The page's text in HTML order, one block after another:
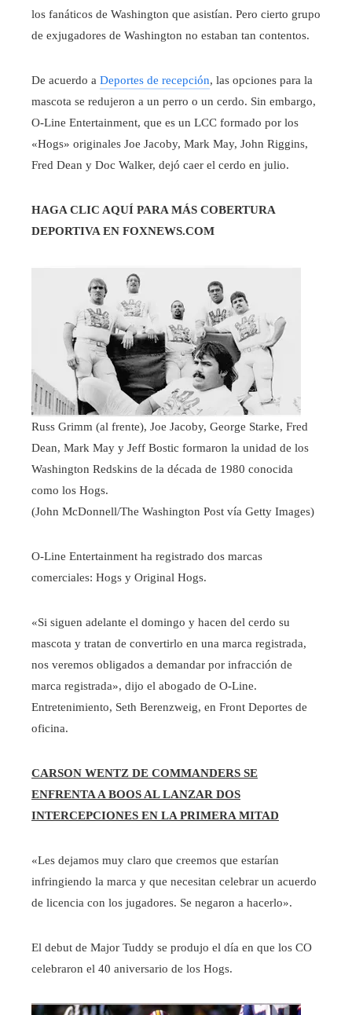
los fanáticos de Washington que asistían. Pero cierto grupo
de exjugadores de Washington no estaban tan contentos.
De acuerdo a Deportes de recepción, las opciones para la
mascota se redujeron a un perro o un cerdo. Sin embargo,
O-Line Entertainment, que es un LCC formado por los
«Hogs» originales Joe Jacoby, Mark May, John Riggins,
Fred Dean y Doc Walker, dejó caer el cerdo en julio.
HAGA CLIC AQUÍ PARA MÁS COBERTURA
DEPORTIVA EN FOXNEWS.COM
Russ Grimm (al frente), Joe Jacoby, George Starke, Fred
Dean, Mark May y Jeff Bostic formaron la unidad de los
Washington Redskins de la década de 1980 conocida
como los Hogs.
(John McDonnell/The Washington Post vía Getty Images)
O-Line Entertainment ha registrado dos marcas
comerciales: Hogs y Original Hogs.
«Si siguen adelante el domingo y hacen del cerdo su
mascota y tratan de convertirlo en una marca registrada,
nos veremos obligados a demandar por infracción de
marca registrada», dijo el abogado de O-Line.
Entretenimiento, Seth Berenzweig, en Front Deportes de
oficina.
CARSON WENTZ DE COMMANDERS SE
ENFRENTA A BOOS AL LANZAR DOS
INTERCEPCIONES EN LA PRIMERA MITAD
«Les dejamos muy claro que creemos que estarían
infringiendo la marca y que necesitan celebrar un acuerdo
de licencia con los jugadores. Se negaron a hacerlo».
El debut de Major Tuddy se produjo el día en que los CO
celebraron el 40 aniversario de los Hogs.